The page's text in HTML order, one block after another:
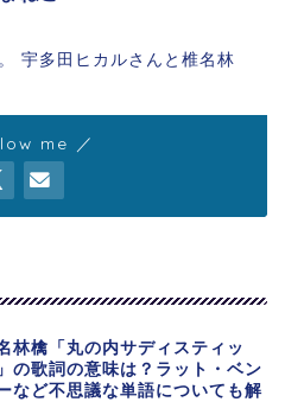
宇多田ヒカルさんと椎名林
me ／
林檎「丸の内サディスティッ
の歌詞の意味は？ラット・ベン
など不思議な単語についても解